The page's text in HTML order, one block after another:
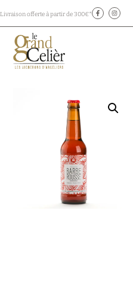
Livraison offerte à partir de 300€*